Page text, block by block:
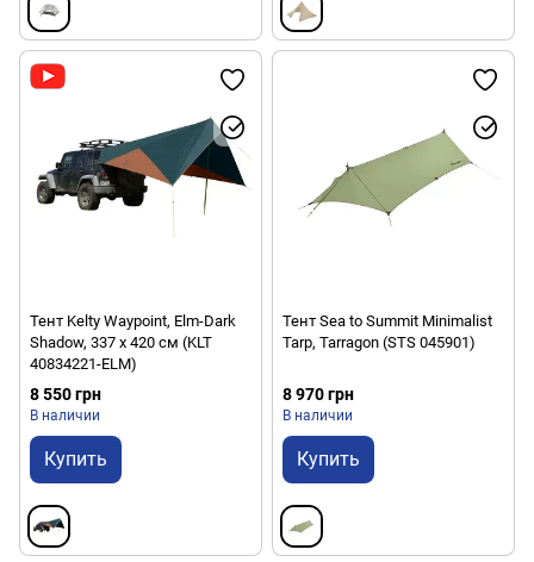
Тент Kelty Waypoint, Elm-Dark
Shadow, 337 x 420 см (KLT
40834221-ELM)
8 550 грн
В наличии
Купить
Тент Sea to Summit Minimalist
Tarp, Tarragon (STS 045901)
8 970 грн
В наличии
Купить